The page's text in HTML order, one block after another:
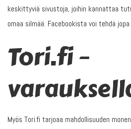
keskittyviä sivustoja, joihin kannattaa
omaa silmää. Facebookista voi tehdä
Tori.fi –
Myös Tori.fi tarjoaa mahdollisuuden